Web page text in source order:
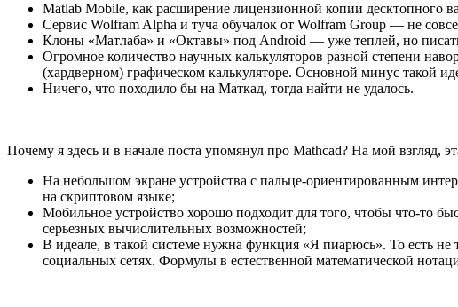
Matlab Mobile, как расширение лицензионной копии десктопного
Сервис Wolfram Alpha и туча обучалок от Wolfram Group — не
Клоны «Матлаба» и «Октавы» под Android — уже теплей, но
Огромное количество научных калькуляторов разной степени
(хардверном) графическом калькуляторе. Основной минус такой
Ничего, что походило бы на Маткад, тогда найти не удалось.
Почему я здесь и в начале поста упомянул про Mathcad? На мой взгляд,
На небольшом экране устройства с пальце-ориентированным
на скриптовом языке;
Мобильное устройство хорошо подходит для того, чтобы что-то
серьезных вычислительных возможностей;
В идеале, в такой системе нужна функция «Я пиарюсь». То есть не
социальных сетях. Формулы в естественной математической